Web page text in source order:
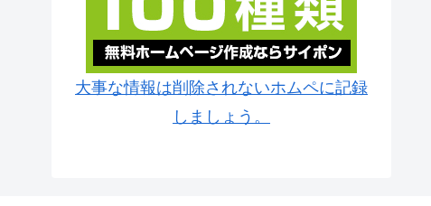
大事な情報は削除されないホムペに記録
しましょう。